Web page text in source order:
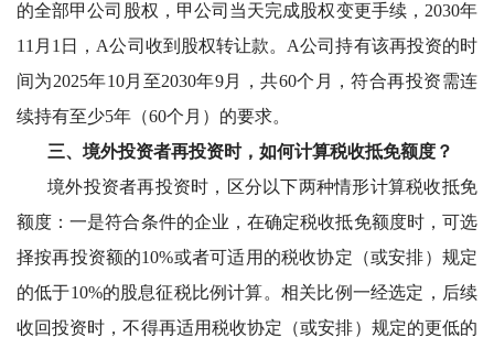
的全部甲公司股权，甲公司当天完成股权变更手续，2030年
11月1日，A公司收到股权转让款。A公司持有该再投资的时
间为2025年10月至2030年9月，共60个月，符合再投资需连
续持有至少5年（60个月）的要求。
三、境外投资者再投资时，如何计算税收抵免额度？
境外投资者再投资时，区分以下两种情形计算税收抵免
额度：一是符合条件的企业，在确定税收抵免额度时，可选
择按再投资额的10%或者可适用的税收协定（或安排）规定
的低于10%的股息征税比例计算。相关比例一经选定，后续
收回投资时，不得再适用税收协定（或安排）规定的更低的